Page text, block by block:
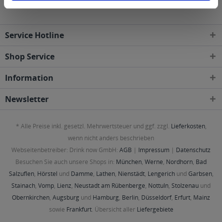
Service Hotline
Shop Service
Information
Newsletter
* Alle Preise inkl. gesetzl. Mehrwertsteuer und ggf. zzgl. Lieferkosten,
wenn nicht anders beschrieben
Webseitenbetreiber: Drink now GmbH: AGB | Impressum | Datenschutz
Besuchen Sie auch unsere Shops in: München, Werne, Nordhorn, Bad
Salzuflen, Hörstel und Damme, Lathen, Nienstädt, Lengerichund Garbsen,
Stainach, Vomp, Lienz, Neustadt am Rübenberge, Nottuln, Stolzenau und
Obernkirchen, Augsburg und Hamburg, Berlin, Düsseldorf, Erfurt, Mainz
sowie Frankfurt. Übersicht aller Liefergebiete